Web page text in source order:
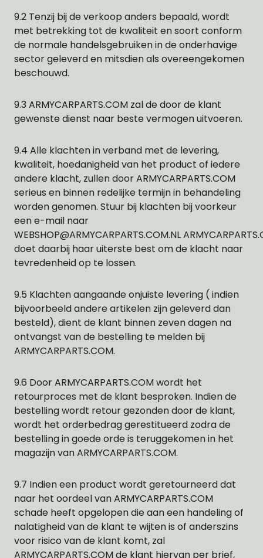
9.2 Tenzij bij de verkoop anders bepaald, wordt
met betrekking tot de kwaliteit en soort conform
de normale handelsgebruiken in de onderhavige
sector geleverd en mitsdien als overeengekomen
beschouwd.
9.3 ARMYCARPARTS.COM zal de door de klant
gewenste dienst naar beste vermogen uitvoeren.
9.4 Alle klachten in verband met de levering,
kwaliteit, hoedanigheid van het product of iedere
andere klacht, zullen door ARMYCARPARTS.COM
serieus en binnen redelijke termijn in behandeling
worden genomen. Stuur bij klachten bij voorkeur
een e-mail naar
WEBSHOP@ARMYCARPARTS.COM.NL
doet daarbij haar uiterste best om de klacht naar
tevredenheid op te lossen.
9.5 Klachten aangaande onjuiste levering ( indien
bijvoorbeeld andere artikelen zijn geleverd dan
besteld), dient de klant binnen zeven dagen na
ontvangst van de bestelling te melden bij
ARMYCARPARTS.COM.
9.6 Door ARMYCARPARTS.COM wordt het
retourproces met de klant besproken. Indien de
bestelling wordt retour gezonden door de klant,
wordt het orderbedrag gerestitueerd zodra de
bestelling in goede orde is teruggekomen in het
magazijn van ARMYCARPARTS.COM.
9.7 Indien een product wordt geretourneerd dat
naar het oordeel van ARMYCARPARTS.COM
schade heeft opgelopen die aan een handeling of
nalatigheid van de klant te wijten is of anderszins
voor risico van de klant komt, zal
ARMYCARPARTS.COM de klant hiervan per brief,